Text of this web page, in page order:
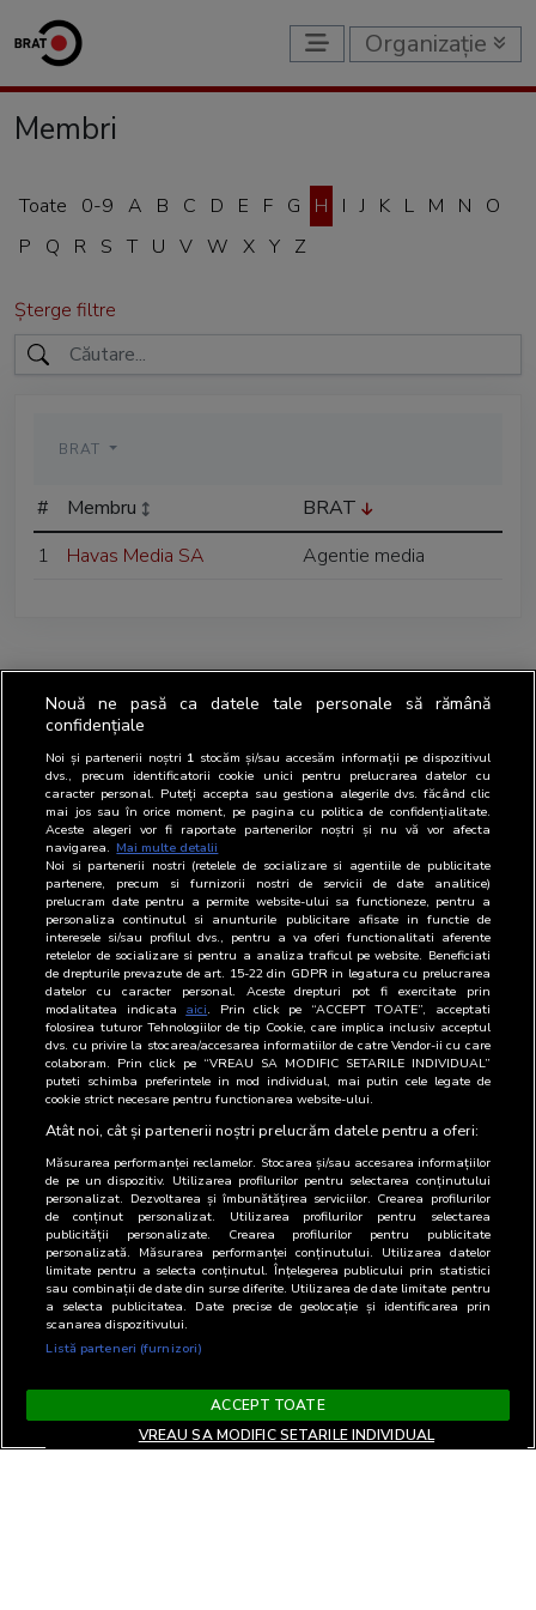
Organizație
Membri
Toate 0-9 A B C D E F G H I J K L M N
O
P
Q R S T U V W X Y Z
Șterge filtre
BRAT
# Membru
BRAT
1
Havas Media SA Agentie media
Nouă ne pasă ca datele tale personale să rămână
confidențiale
Noi și partenerii noștri 1 stocăm și/sau accesăm informații pe dispozitivul
dvs., precum identificatorii cookie unici pentru prelucrarea datelor cu
caracter personal. Puteți accepta sau gestiona alegerile dvs. făcând clic
mai jos sau în orice moment, pe pagina cu politica de confidențialitate.
Aceste alegeri vor fi raportate partenerilor noștri și nu vă vor afecta
navigarea. Mai multe detalii
Noi si partenerii nostri (retelele de socializare si agentiile de publicitate
partenere, precum si furnizorii nostri de servicii de date analitice)
prelucram date pentru a permite website-ului sa functioneze, pentru a
personaliza continutul si anunturile publicitare afisate in functie de
interesele si/sau profilul dvs., pentru a va oferi functionalitati aferente
retelelor de socializare si pentru a analiza traficul pe website. Beneficiati
de drepturile prevazute de art. 15-22 din GDPR in legatura cu prelucrarea
datelor cu caracter personal. Aceste drepturi pot fi exercitate prin
modalitatea indicata aici. Prin click pe “ACCEPT TOATE”, acceptati
folosirea tuturor Tehnologiilor de tip Cookie, care implica inclusiv acceptul
dvs. cu privire la stocarea/accesarea informatiilor de catre Vendor-ii cu care
colaboram. Prin click pe “VREAU SA MODIFIC SETARILE INDIVIDUAL”
puteti schimba preferintele in mod individual, mai putin cele legate de
cookie strict necesare pentru functionarea website-ului.
Atât noi, cât și partenerii noștri prelucrăm datele pentru a oferi:
Măsurarea performanței reclamelor. Stocarea și/sau accesarea informațiilor
de pe un dispozitiv. Utilizarea profilurilor pentru selectarea conținutului
personalizat. Dezvoltarea și îmbunătățirea serviciilor. Crearea profilurilor
de conținut personalizat. Utilizarea profilurilor pentru selectarea
publicității personalizate. Crearea profilurilor pentru publicitate
personalizată. Măsurarea performanței conținutului. Utilizarea datelor
limitate pentru a selecta conținutul. Înțelegerea publicului prin statistici
sau combinații de date din surse diferite. Utilizarea de date limitate pentru
a selecta publicitatea. Date precise de geolocație și identificarea prin
scanarea dispozitivului.
Listă parteneri (furnizori)
ACCEPT TOATE
VREAU SA MODIFIC SETARILE INDIVIDUAL